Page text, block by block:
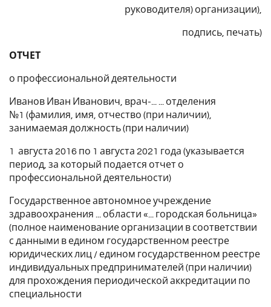
руководителя) организации),
подпись, печать)
ОТЧЕТ
о профессиональной деятельности
Иванов Иван Иванович, врач-... ... отделения
№1 (фамилия, имя, отчество (при наличии),
занимаемая должность (при наличии)
1 августа 2016 по 1 августа 2021 года (указывается
период, за который подается отчет о
профессиональной деятельности)
Государственное автономное учреждение
здравоохранения ... области «... городская больница»
(полное наименование организации в соответствии
с данными в едином государственном реестре
юридических лиц / едином государственном реестре
индивидуальных предпринимателей (при наличии)
для прохождения периодической аккредитации по
специальности